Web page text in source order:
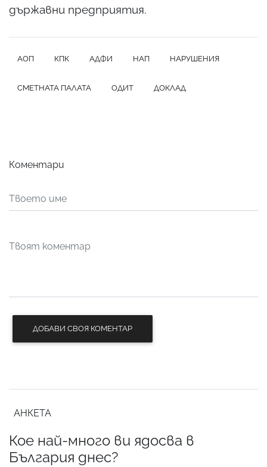
държавни предприятия.
АОП КПК АДФИ НАП НАРУШЕНИЯ
СМЕТНАТА ПАЛАТА ОДИТ ДОКЛАД
Коментари
ДОБАВИ СВОЯ КОМЕНТАР
АНКЕТА
Кое най-много ви ядосва в
България днес?